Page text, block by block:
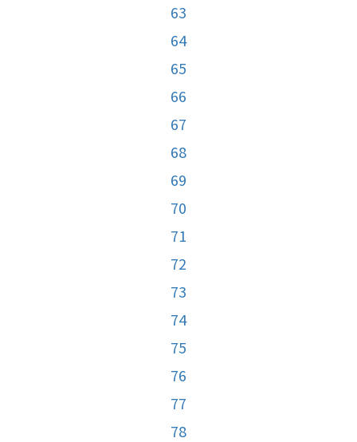
63
64
65
66
67
68
69
70
71
72
73
74
75
76
77
78